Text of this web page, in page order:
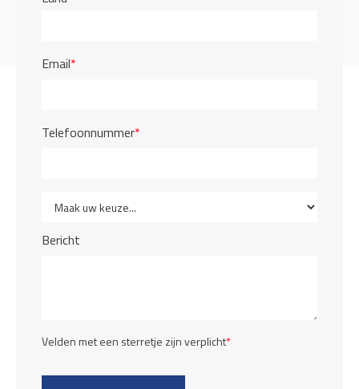
Email*
Telefoonnummer*
Bericht
Velden met een sterretje zijn verplicht*